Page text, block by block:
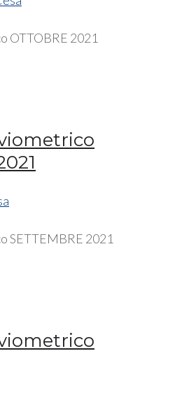
OTTOBRE 2021
SETTEMBRE 2021